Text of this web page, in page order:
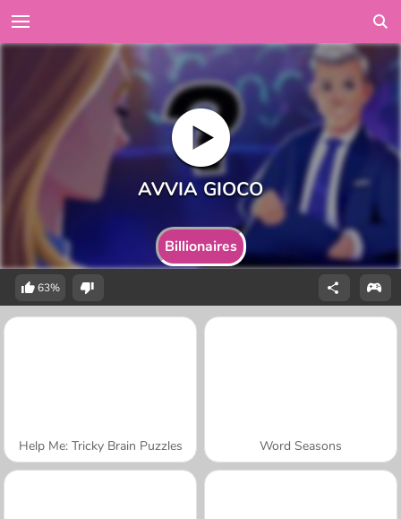
Billionaires
63%
Help Me: Tricky Brain Puzzles Word Seasons